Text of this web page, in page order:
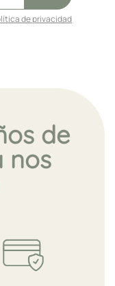
de privacidad
de
nos